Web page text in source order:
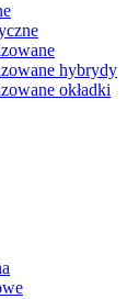
hybrydy
okładki